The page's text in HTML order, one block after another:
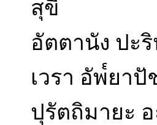
สุขี
อัตตานัง ปะ
เวรา อัพ๎ยา
ปุรัตถิมายะ